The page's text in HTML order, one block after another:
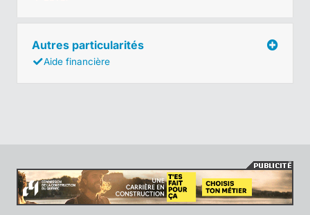
Autres particularités
Aide financière